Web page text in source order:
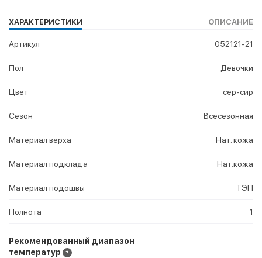
ХАРАКТЕРИСТИКИ ОПИСАНИЕ
Артикул 052121-21
Пол Девочки
Цвет сер-сир
Сезон Всесезонная
Материал верха Нат. кожа
Материал подклада Нат.кожа
Материал подошвы ТЭП
Полнота 1
Рекомендованный диапазон
температур